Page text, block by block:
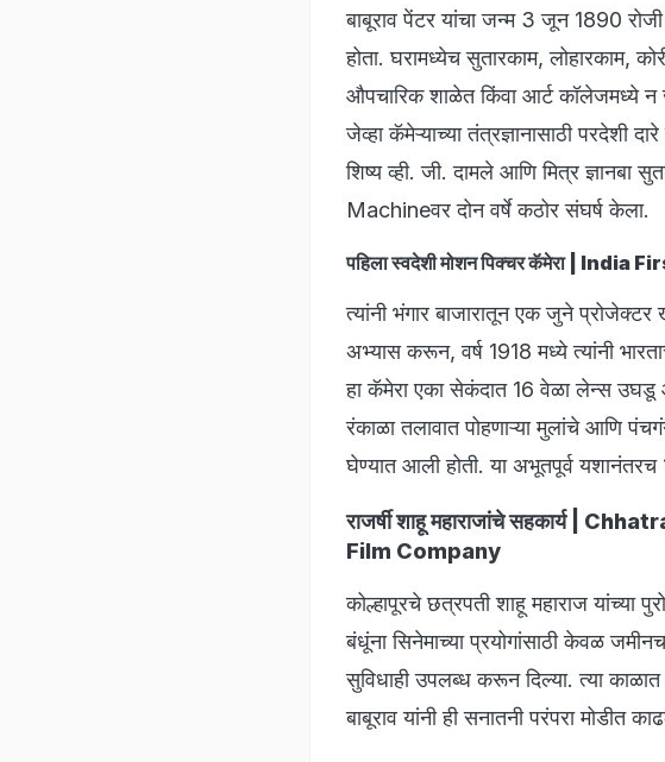
बाबूराव पेंटर यांचा जन्म 3 जून 1890
होता. घरामध्येच सुतारकाम, लोहारकाम,
औपचारिक शाळेत किंवा आर्ट कॉलेजमध्ये न
जेव्हा कॅमेऱ्याच्या तंत्रज्ञानासाठी परदेशी
शिष्य व्ही. जी. दामले आणि मित्र ज्ञानबा
Machineवर दोन वर्षे कठोर संघर्ष केला.
पहिला स्वदेशी मोशन पिक्चर कॅमेरा |
त्यांनी भंगार बाजारातून एक जुने
अभ्यास करून, वर्ष 1918 मध्ये त्यांनी
हा कॅमेरा एका सेकंदात 16 वेळा लेन्स उघडू
रंकाळा तलावात पोहणाऱ्या मुलांचे आणि
घेण्यात आली होती. या अभूतपूर्व यशानंतरच
राजर्षी शाहू महाराजांचे सहकार्य |
Film Company
कोल्हापूरचे छत्रपती शाहू महाराज यांच्या
बंधूंना सिनेमाच्या प्रयोगांसाठी केवळ
सुविधाही उपलब्ध करून दिल्या. त्या
बाबूराव यांनी ही सनातनी परंपरा मोडीत